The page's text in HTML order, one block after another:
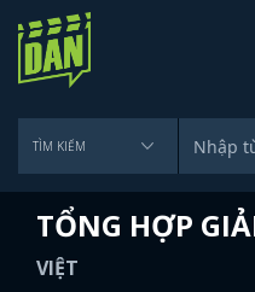
TỔNG HỢP
VIỆT